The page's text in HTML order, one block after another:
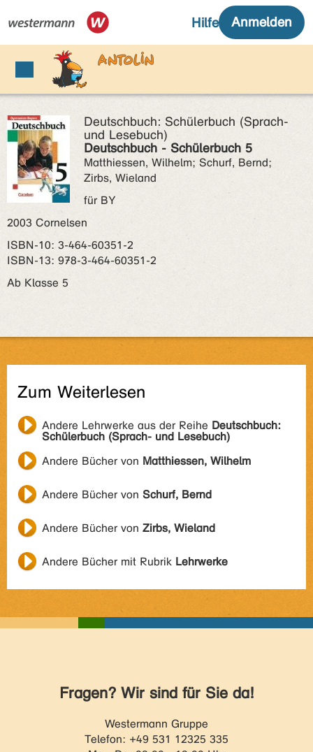
Deutschbuch: Schülerbuch (Sprach-
und Lesebuch)
Deutschbuch - Schülerbuch 5
Matthiessen, Wilhelm; Schurf, Bernd;
Zirbs, Wieland
für BY
2003 Cornelsen
ISBN‑10: 3-464-60351-2
ISBN‑13: 978-3-464-60351-2
Ab Klasse 5
Zum Weiterlesen
Andere Lehrwerke aus der Reihe Deutschbuch:
Schülerbuch (Sprach- und Lesebuch)
Andere Bücher von Matthiessen, Wilhelm
Andere Bücher von Schurf, Bernd
Andere Bücher von Zirbs, Wieland
Andere Bücher mit Rubrik Lehrwerke